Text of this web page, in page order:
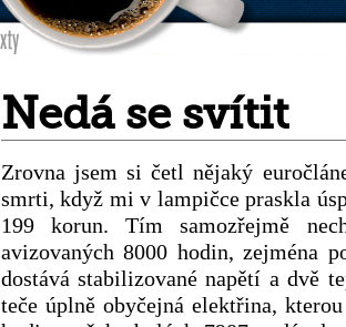
Nedá se svítit
Zrovna jsem si četl nějaký
smrti, když mi v lampičce praskla
199 korun. Tím samozřejmě
avizovaných 8000 hodin, zejména
dostává stabilizované napětí a dvě
teče úplně obyčejná elektřina,